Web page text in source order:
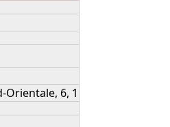
Orientale, 6, 1